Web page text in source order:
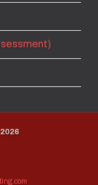
2026